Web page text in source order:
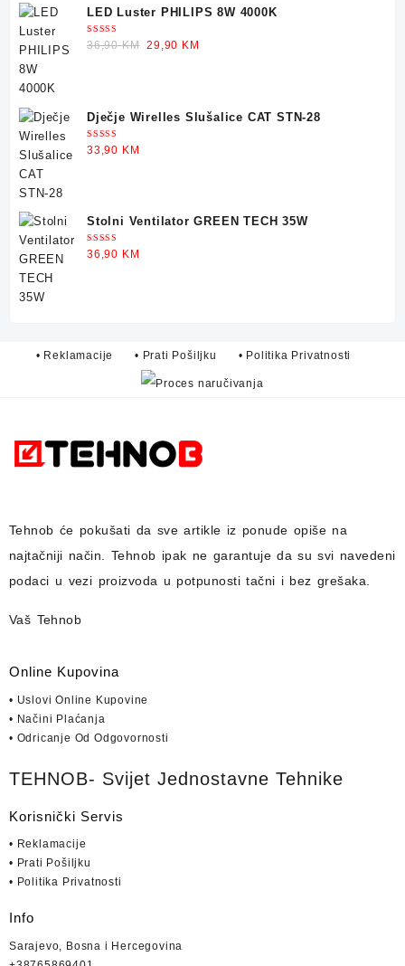
LED Luster PHILIPS 8W 4000K
Ocjenjeno
5.00 od 5
36,90KM Original
29,90 KM
Dječje Wirelles Slušalice CAT STN-28
Ocjenjeno
5.00od 5
33,90 KM
Stolni Ventilator GREEN TECH 35W
Ocjenjeno
5.00 od 5
36,90 KM
• Reklamacije • Prati Pošiljku • Politika Privatnosti
Tehnob će pokušati da sve artikle iz ponude opiše na
najtačniji način. Tehnob ipak ne garantuje da su svi navedeni
podaci u vezi proizvoda u potpunosti tačni i bez grešaka.
Vaš Tehnob
Online Kupovina
• Uslovi Online Kupovine
• Načini Plaćanja
• Odricanje Od Odgovornosti
TEHNOB- Svijet Jednostavne Tehnike
Korisnički Servis
• Reklamacije
• Prati Pošiljku
• Politika Privatnosti
Info
Sarajevo, Bosna i Hercegovina